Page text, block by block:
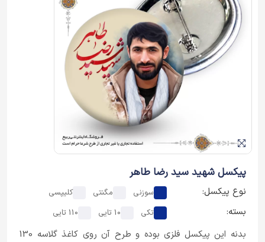
پیکسل شهید سید رضا طاهر
نوع پیکسل: سوزنی مگنتی کلیپسی
بسته: تکی 10 تایی 110 تایی
بدنه این پیکسل فلزی بوده و طرح آن روی کاغذ گلاسه 130